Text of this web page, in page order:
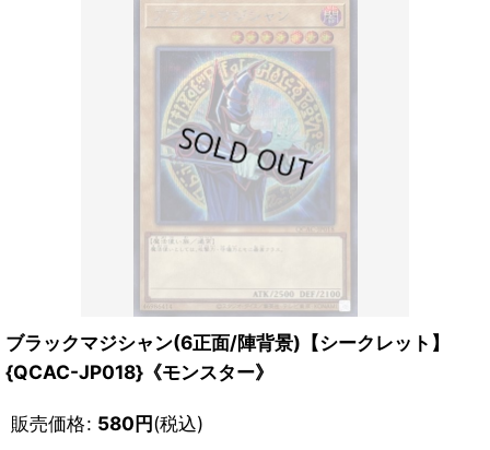
ブラックマジシャン(6正面/陣背景)【シークレット】
{QCAC-JP018}《モンスター》
販売価格: 580円(税込)